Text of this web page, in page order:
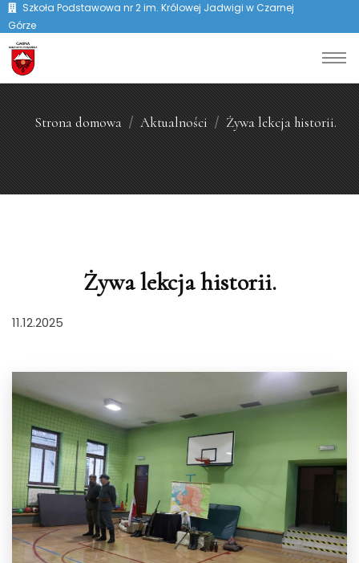
Szkoła Podstawowa nr 2 im. Królowej Jadwigi w Czarnej
Górze
Strona domowa Aktualności Żywa lekcja historii.
Żywa lekcja historii.
11.12.2025